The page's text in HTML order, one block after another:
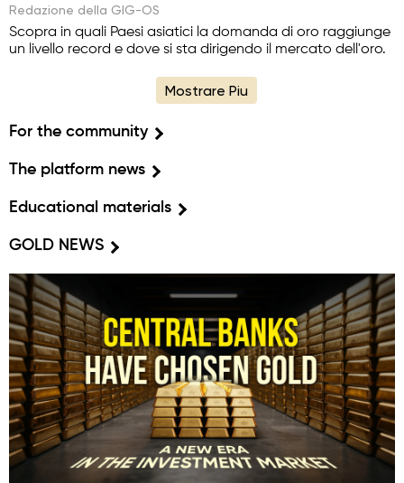
Redazione della GIG-OS
Scopra in quali Paesi asiatici la domanda di oro raggiunge
un livello record e dove si sta dirigendo il mercato dell'oro.
Mostrare Piu
For the community
The platform news
Educational materials
GOLD NEWS